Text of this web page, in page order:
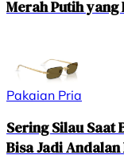
Merah Putih yang
Pakaian Pria
Sering Silau
Bisa Jadi